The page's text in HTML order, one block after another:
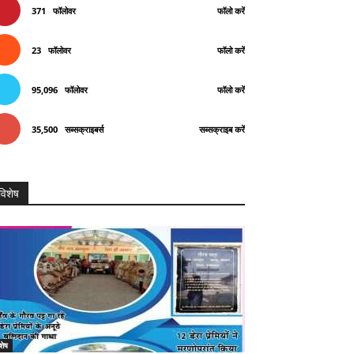
371 फॉलोवर फॉलो करें
23 फॉलोवर फॉलो करें
95,096 फॉलोवर फॉलो करें
35,500 सब्सक्राइबर्स सब्सक्राइब करें